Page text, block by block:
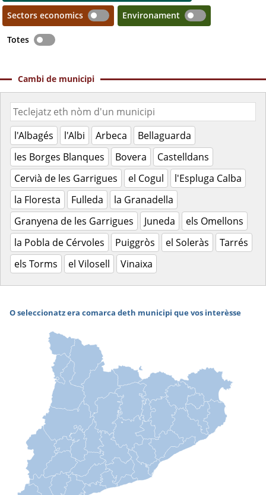
Sectors economics Environament
Totes
Cambi de municipi
l'Albagés l'Albi Arbeca
Bellaguarda
les Borges Blanques
Bovera
Castelldans
Cervià de les Garrigues
el Cogul
l'Espluga Calba
la Floresta
Fulleda
la Granadella
Granyena de les Garrigues
Juneda
els Omellons
la Pobla de Cérvoles
Puiggròs el Soleràs
Tarrés
els Torms
el Vilosell Vinaixa